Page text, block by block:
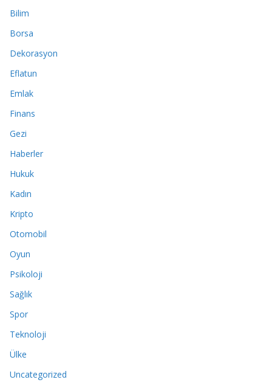
Bilim
Borsa
Dekorasyon
Eflatun
Emlak
Finans
Gezi
Haberler
Hukuk
Kadın
Kripto
Otomobil
Oyun
Psikoloji
Sağlık
Spor
Teknoloji
Ülke
Uncategorized